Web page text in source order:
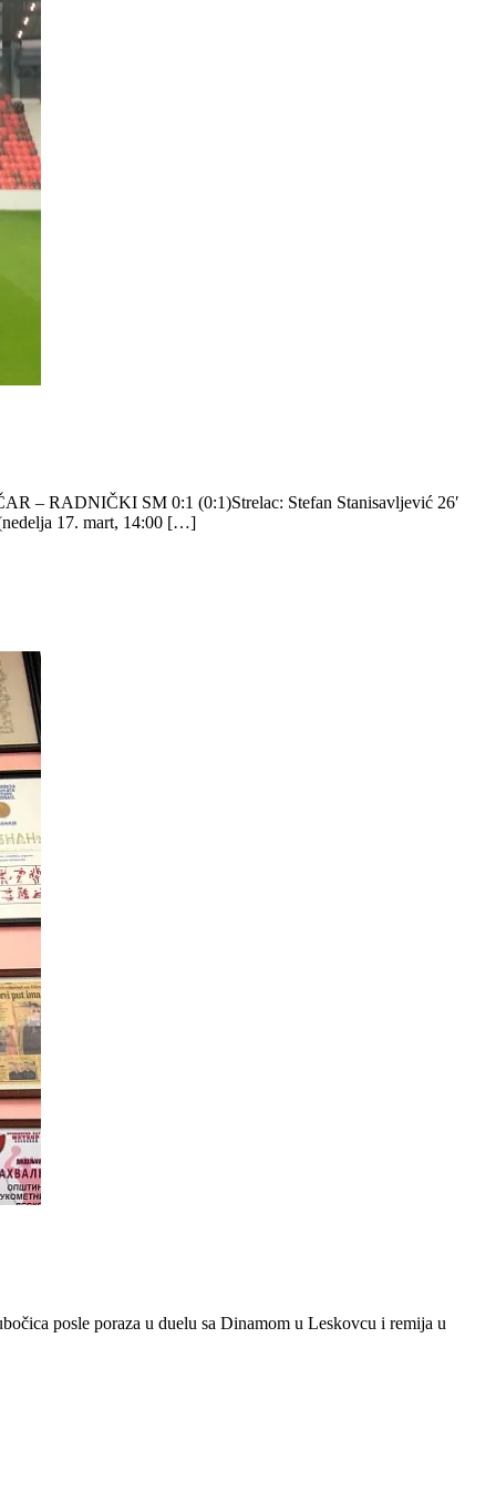
– RADNIČKI SM 0:1 (0:1)Strelac: Stefan Stanisavljević 26′
17. mart, 14:00 […]
posle poraza u duelu sa Dinamom u Leskovcu i remija u